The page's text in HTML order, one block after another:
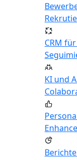
CRM
KI und